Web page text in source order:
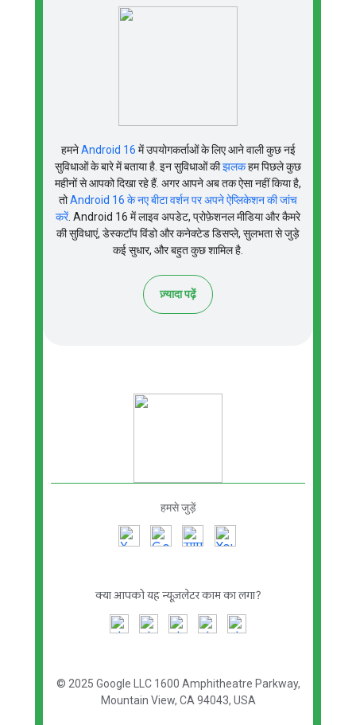
हमनेAndroid 16 में उपयोगकर्ताओं के लिए आने वाली कुछ नई
सुविधाओं के बारे में बताया है. इन सुविधाओं कीझलकहम पिछले कुछ
महीनों से आपको दिखा रहे हैं. अगर आपने अब तक ऐसा नहीं किया है,
तोAndroid 16 के नए बीटा वर्शन पर अपने ऐप्लिकेशन की जांच
करें. Android 16 में लाइव अपडेट, प्रोफ़ेशनल मीडिया और कैमरे
की सुविधाएं, डेस्कटॉप विंडो और कनेक्टेड डिसप्ले, सुलभता से जुड़े
कई सुधार, और बहुत कुछ शामिल है.
ज़्यादा पढ़ें
हमसे जुड़ें
क्या आपको यह न्यूज़लेटर काम का लगा?
© 2025 Google LLC 1600 Amphitheatre Parkway,
Mountain View, CA 94043, USA